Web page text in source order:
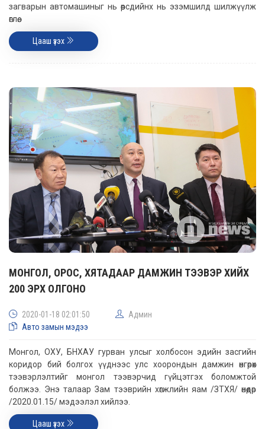
загварын автомашиныг нь өөрсдийнх нь эзэмшилд шилжүүлж
өглөө.
Цааш үзэх
МОНГОЛ, ОРОС, ХЯТАДААР ДАМЖИН ТЭЭВЭР ХИЙХ
200 ЭРХ ОЛГОНО
2020-01-18 02:01:50
Админ
Авто замын мэдээ
Монгол, ОХУ, БНХАУ гурван улсыг холбосон эдийн засгийн
коридор бий болгох үүднээс улс хоорондын дамжин өнгөрөх
тээвэрлэлтийг монгол тээвэрчид гүйцэтгэх боломжтой
болжээ. Энэ талаар Зам тээврийн хөгжлийн яам /ЗТХЯ/ өнөөдөр
/2020.01.15/ мэдээлэл хийлээ.
Цааш үзэх